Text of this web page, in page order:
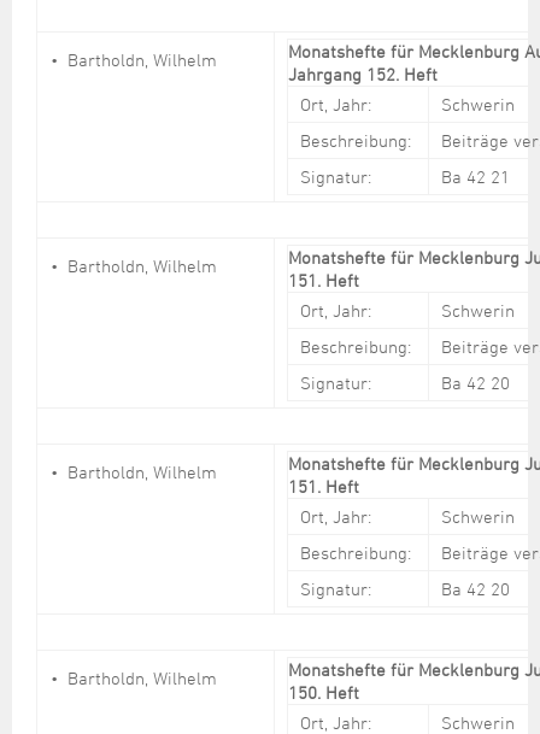
Bartholdn, Wilhelm
Monatshefte für Mecklenburg
Jahrgang 152. Heft
Ort, Jahr:
Schwerin
Beschreibung:
Beiträge
Signatur:
Ba 42 21
Bartholdn, Wilhelm
Monatshefte für Mecklenburg
151. Heft
Ort, Jahr:
Schwerin
Beschreibung:
Beiträge
Signatur:
Ba 42 20
Bartholdn, Wilhelm
Monatshefte für Mecklenburg
151. Heft
Ort, Jahr:
Schwerin
Beschreibung:
Beiträge
Signatur:
Ba 42 20
Bartholdn, Wilhelm
Monatshefte für Mecklenburg
150. Heft
Ort, Jahr:
Schwerin